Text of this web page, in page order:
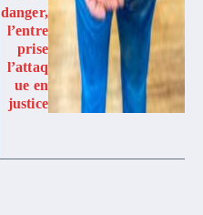
danger,
l’entre
prise
l’attaq
ue en
justice